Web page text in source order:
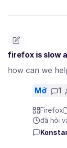
firefox is slow
how can we
Mở 1
Firefox
đã hỏi